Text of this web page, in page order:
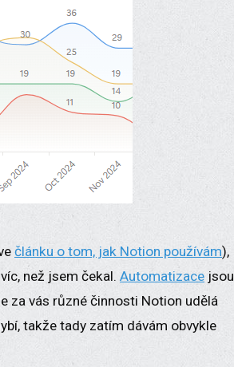
článku o tom, jak Notion používám),
než jsem čekal. Automatizace jsou
za vás různé činnosti Notion udělá
takže tady zatím dávám obvykle